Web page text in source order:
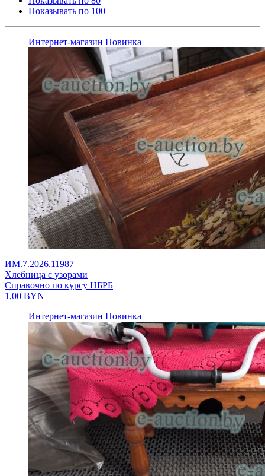
Показывать по 100
Интернет-магазин Новинка
ИМ.7.2026.11987
Хлебница с узорами
Справочно по курсу НБРБ
1,00 BYN
Интернет-магазин Новинка